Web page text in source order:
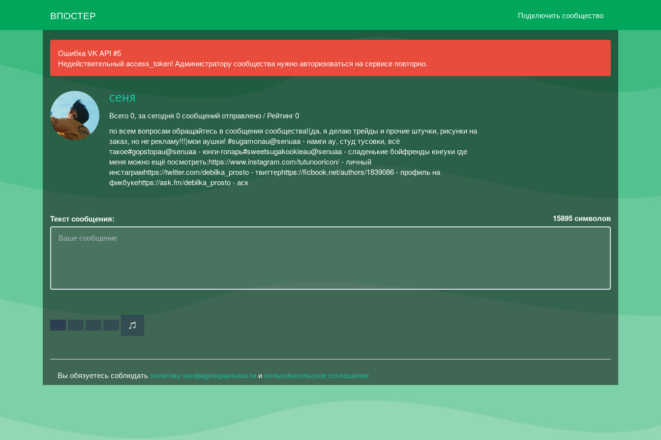
ВПОСТЕР Подключить сообщество
Ошибка VK API #5
Недействительный access_token! Администратору сообщества нужно авторизоваться на сервисе повторно.
сеня
Всего 0, за сегодня 0 сообщений отправлено / Рейтинг 0
по всем вопросам обращайтесь в сообщения сообщества!(да, я делаю трейды и прочие штучки, рисунки на
заказ, но не рекламу!!!)мои аушки! #sugamonau@senuaa - намги ау, студ тусовки, всё
такое#gopstopau@senuaa - юнги-гопарь#sweetsugakookieau@senuaa - сладенькие бойфренды юнгуки где
меня можно ещё посмотреть:https://www.instagram.com/tutunooricon/ - личный
инстаграмhttps://twitter.com/debilka_prosto - твиттерhttps://ficbook.net/authors/1839086 - профиль на
фикбукеhttps://ask.fm/debilka_prosto - аск
Текст сообщения: 15895символов
Вы обязуетесь соблюдать политику конфиденциальности и пользовательское соглашение